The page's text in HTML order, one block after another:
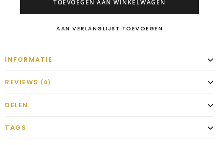
TOEVOEGEN AAN WINKELWAGEN
AAN VERLANGLIJST TOEVOEGEN
INFORMATIE
REVIEWS (0)
DELEN
TAGS